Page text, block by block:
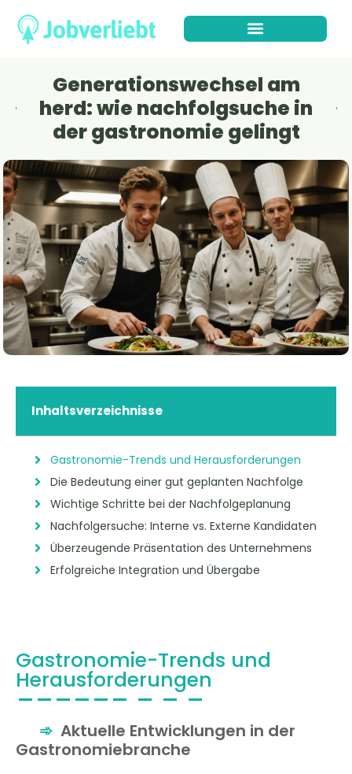
Generationswechsel am
herd: wie nachfolgsuche in
der gastronomie gelingt
Inhaltsverzeichnisse
Gastronomie-Trends und Herausforderungen
Die Bedeutung einer gut geplanten Nachfolge
Wichtige Schritte bei der Nachfolgeplanung
Nachfolgersuche: Interne vs. Externe Kandidaten
Überzeugende Präsentation des Unternehmens
Erfolgreiche Integration und Übergabe
Gastronomie-Trends und
Herausforderungen
Aktuelle Entwicklungen in der
Gastronomiebranche